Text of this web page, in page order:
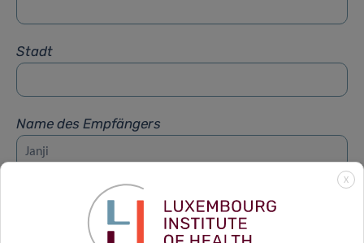
Stadt
Name des Empfängers
Vorname des Empfängers
X